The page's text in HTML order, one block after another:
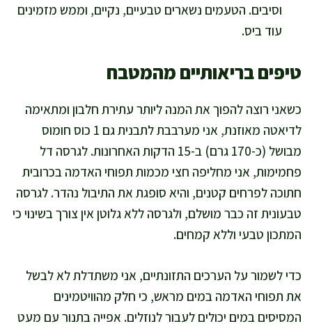
וסיבים. הטעמים נשארים טבעיים, נקיים, וממש מזמינים
עוד ביס.
טיפים בריאותיים מהמטבח
כשאני רוצה להפוך את המנה ליותר עתירת חלבון ומתאימה
לדיאטה מאוזנת, אני מערבבת לתבנית גם 1 כוס חומוס
מבושל (כ-170 גרם) ב-15 הדקות האחרונות. לגרסה דל
פחמימות, אני מחליפה חצי מכמות תפוחי האדמה בכרובית
חתוכה לפרחים קטנים, והיא סופגת את התיבול נהדר. לגרסה
טבעונית זה כבר מושלם, ולגרסה ללא גלוטן אין צורך בשינוי כי
המתכון טבעי וללא קמחים.
כדי לשמור על הערכים התזונתיים, אני משתדלת לא לבשל
את תפוחי האדמה במים מראש, כי חלק מהוויטמינים
המסיסים במים יכולים לעבור לנוזלים. אפייה בתנור עם מעט